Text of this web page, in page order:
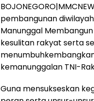
pembangunan
Manunggal
kesulitan rakyat serta
kemanunggalan TNI-
Guna mensukseskan